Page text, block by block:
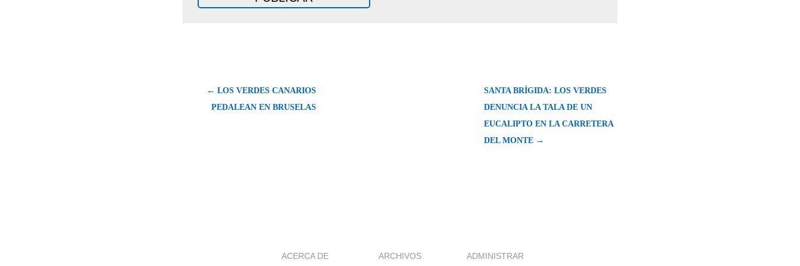
← LOS VERDES CANARIOS
PEDALEAN EN BRUSELAS
SANTA BRÍGIDA: LOS VERDES
DENUNCIA LA TALA DE UN
EUCALIPTO EN LA CARRETERA
DEL MONTE →
ACERCA DE ARCHIVOS ADMINISTRAR